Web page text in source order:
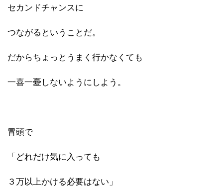
セカンドチャンスに
つながるということだ。
だからちょっとうまく行かなくても
一喜一憂しないようにしよう。
冒頭で
「どれだけ気に入っても
３万以上かける必要はない」